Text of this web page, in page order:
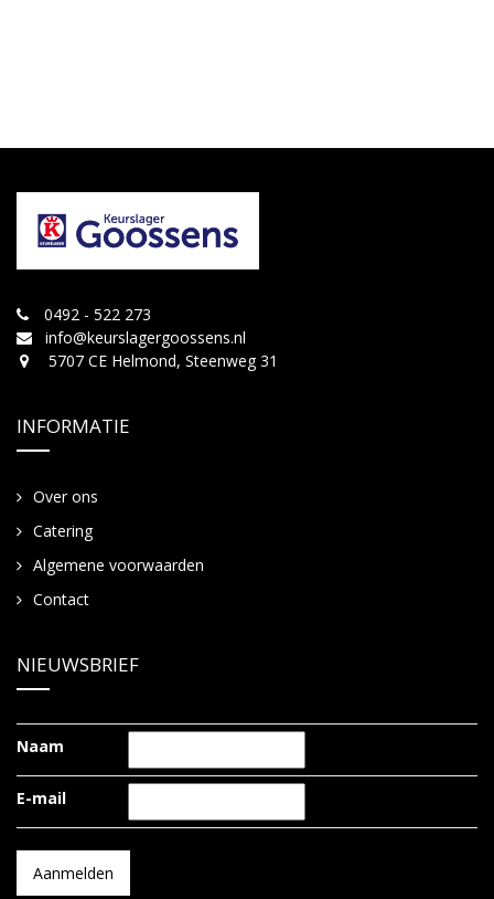
0492 - 522 273
info@keurslagergoossens.nl
5707 CE Helmond, Steenweg 31
INFORMATIE
Over ons
Catering
Algemene voorwaarden
Contact
NIEUWSBRIEF
Naam
E-mail